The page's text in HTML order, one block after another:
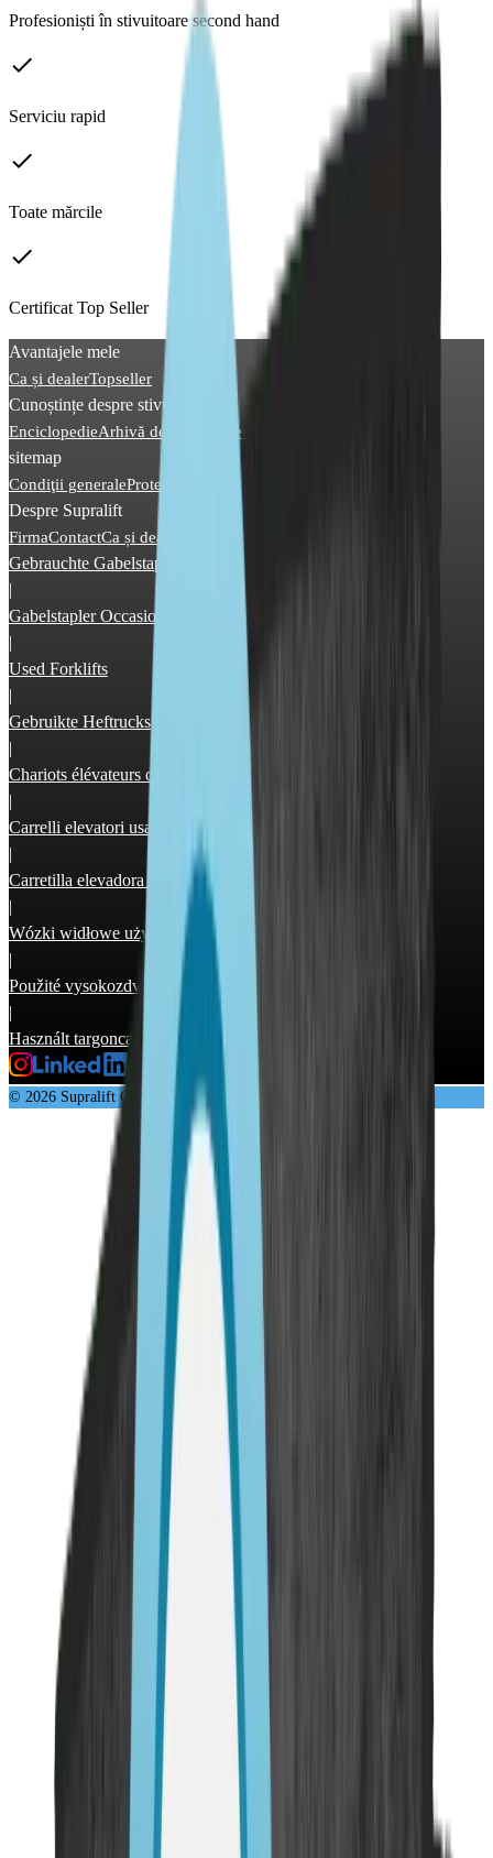
Profesioniști în stivuitoare second hand
done
Serviciu rapid
done
Toate mărcile
done
Certificat Top Seller
Avantajele mele
Ca și dealerTopseller
Cunoștințe despre stivuitoare
EnciclopedieArhivă de imagini News
sitemap
Condiţii generaleProtecţia datelor Impessum
Despre Supralift
FirmaContactCa și dealer Publicitate
Gebrauchte Gabelstapler
|
Gabelstapler Occasion
|
Used Forklifts
|
Gebruikte Heftrucks
|
Chariots élévateurs occasion
|
Carrelli elevatori usati
|
Carretilla elevadora segunda mano
|
Wózki widłowe używane
|
Použité vysokozdvižné vozíky
|
Használt targonca
© 2026 Supralift GmbH & Co. KG